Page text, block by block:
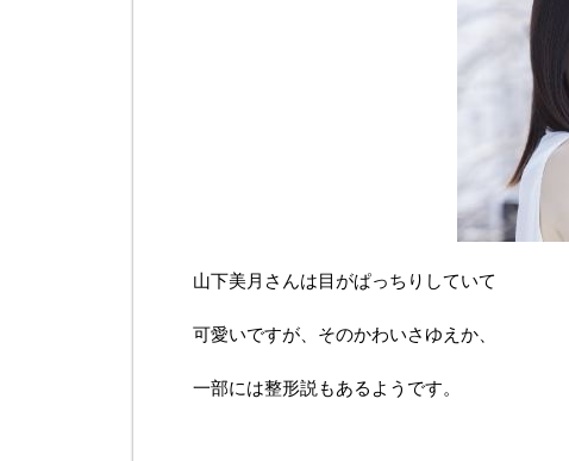
山下美月さんは目がぱっちりしていて
可愛いですが、そのかわいさゆえか、
一部には整形説もあるようです。